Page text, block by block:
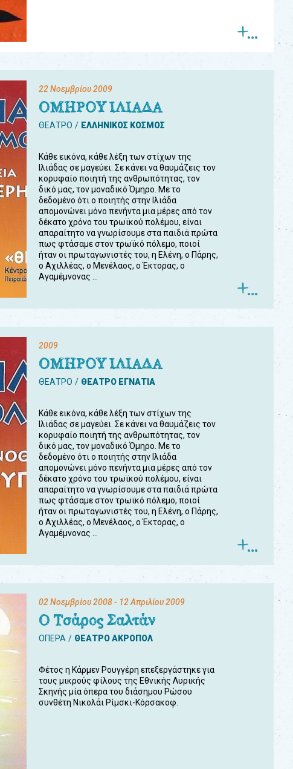
22 Νοεμβρίου 2009
ΟΜΗΡΟΥ ΙΛΙΑΔΑ
ΘΕΑΤΡΟ ΕΛΛΗΝΙΚΟΣ ΚΟΣΜΟΣ
Κάθε εικόνα, κάθε λέξη των στίχων της
Ιλιάδας σε μαγεύει. Σε κάνει να θαυμάζεις τον
κορυφαίο ποιητή της ανθρωπότητας, τον
δικό μας, τον μοναδικό Όμηρο. Με το
δεδομένο ότι ο ποιητής στην Ιλιάδα
απομονώνει μόνο πενήντα μια μέρες από τον
δέκατο χρόνο του τρωϊκού πολέμου, είναι
απαραίτητο να γνωρίσουμε στα παιδιά πρώτα
πως φτάσαμε στον τρωϊκό πόλεμο, ποιοί
ήταν οι πρωταγωνιστές του, η Ελένη, ο Πάρης,
ο Αχιλλέας, ο Μενέλαος, ο Έκτορας, ο
Αγαμέμνονας ...
2009
ΟΜΗΡΟΥ ΙΛΙΑΔΑ
ΘΕΑΤΡΟ ΘΕΑΤΡΟ ΕΓΝΑΤΙΑ
Κάθε εικόνα, κάθε λέξη των στίχων της
Ιλιάδας σε μαγεύει. Σε κάνει να θαυμάζεις τον
κορυφαίο ποιητή της ανθρωπότητας, τον
δικό μας, τον μοναδικό Όμηρο. Με το
δεδομένο ότι ο ποιητής στην Ιλιάδα
απομονώνει μόνο πενήντα μια μέρες από τον
δέκατο χρόνο του τρωϊκού πολέμου, είναι
απαραίτητο να γνωρίσουμε στα παιδιά πρώτα
πως φτάσαμε στον τρωϊκό πόλεμο, ποιοί
ήταν οι πρωταγωνιστές του, η Ελένη, ο Πάρης,
ο Αχιλλέας, ο Μενέλαος, ο Έκτορας, ο
Αγαμέμνονας ...
02 Νοεμβρίου 2008- 12 Απριλίου 2009
Ο Τσάρος Σαλτάν
ΟΠΕΡΑ ΘΕΑΤΡΟ ΑΚΡΟΠΟΛ
Φέτος η Κάρμεν Ρουγγέρη επεξεργάστηκε για
τους μικρούς φίλους της Εθνικής Λυρικής
Σκηνής μία όπερα του διάσημου Ρώσου
συνθέτη Νικολάι Ρίμσκι-Κόρσακοφ.